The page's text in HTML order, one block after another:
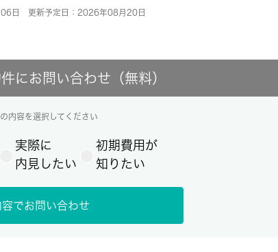
日 更新予定日：2026年08月20日
にお問い合わせ（無料）
内容を選択してください
実際に
内見したい
初期費用が
知りたい
容でお問い合わせ